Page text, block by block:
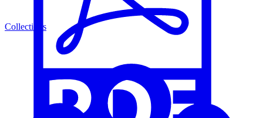
Collections